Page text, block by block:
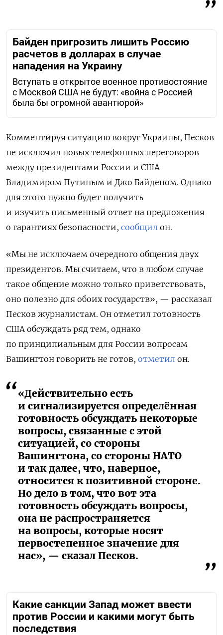
Байден пригрозить лишить Россию
расчетов в долларах в случае
нападения на Украину
Вступать в открытое военное противостояние
с Москвой США не будут: «война с Россией
была бы огромной авантюрой»
Комментируя ситуацию вокруг Украины, Песков
не исключил новых телефонных переговоров
между президентами России и США
Владимиром Путиным и Джо Байденом. Однако
для этого нужно будет получить
и изучить письменный ответ на предложения
о гарантиях безопасности, сообщил он.
«Мы не исключаем очередного общения двух
президентов. Мы считаем, что в любом случае
такое общение можно только приветствовать,
оно полезно для обоих государств», — рассказал
Песков журналистам. Он отметил готовность
США обсуждать ряд тем, однако
по принципиальным для России вопросам
Вашингтон говорить не готов, отметил он.
«Действительно есть
и сигнализируется определённая
готовность обсуждать некоторые
вопросы, связанные с этой
ситуацией, со стороны
Вашингтона, со стороны НАТО
и так далее, что, наверное,
относится к позитивной стороне.
Но дело в том, что вот эта
готовность обсуждать вопросы,
она не распространяется
на вопросы, которые носят
первостепенное значение для
нас», — сказал Песков.
Какие санкции Запад может ввести
против России и какими могут быть
последствия